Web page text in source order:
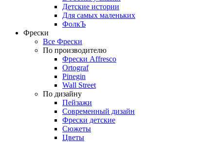
Детские истории
Для самых маленьких
ФолкЪ
Фрески
Все Фрески
По производителю
Фрески Affresco
Ortograf
Pinegin
Wall Street
По дизайну
Пейзажи
Современный дизайн
Фрески детские
Сюжеты
Цветы